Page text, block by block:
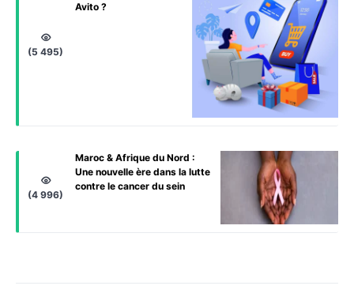
Avito ?
(5 495)
Maroc & Afrique du Nord :
Une nouvelle ère dans la lutte
contre le cancer du sein
(4 996)